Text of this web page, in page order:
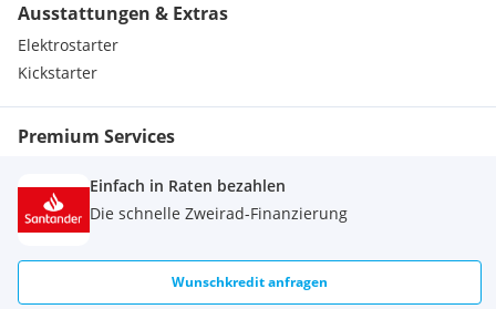
Ausstattungen & Extras
Elektrostarter
Kickstarter
Premium Services
Einfach in Raten bezahlen
Die schnelle Zweirad-Finanzierung
Wunschkredit anfragen